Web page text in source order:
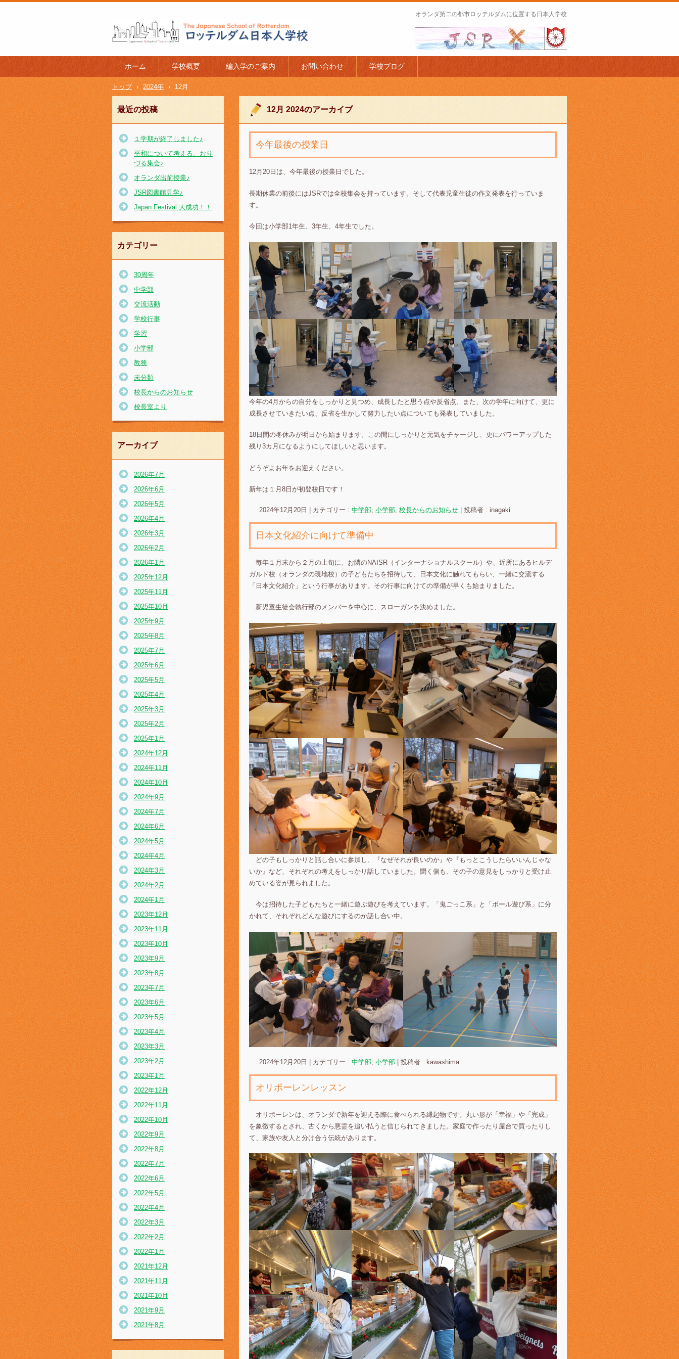
l of Rotterdam
オランダ第二の都市ロッテルダムに位置する日本人学校
ホーム 学校概要 編入学のご案内 お問い合わせ 学校ブログ
トップ › 2024年 › 12月
12月 2024のアーカイブ
今年最後の授業日
12月20日は、今年最後の授業日でした。
長期休業の前後にはJSRでは全校集会を持っています。そして代表児童生徒の作文発表を行っていま
す。
今回は小学部1年生、3年生、4年生でした。
今年の4月からの自分をしっかりと見つめ、成長したと思う点や反省点、また、次の学年に向けて、更に
成長させていきたい点、反省を生かして努力したい点についても発表していました。
18日間の冬休みが明日から始まります。この間にしっかりと元気をチャージし、更にパワーアップした
残り3カ月になるようにしてほしいと思います。
どうぞよお年をお迎えください。
新年は１月8日が初登校日です！
2024年12月20日 カテゴリー : 中学部 小学部 校長からのお知らせ 投稿者 : inagaki
日本文化紹介に向けて準備中
毎年１月末から２月の上旬に、お隣のNAISR（インターナショナルスクール）や、近所にあるヒルデ
ガルド校（オランダの現地校）の子どもたちを招待して、日本文化に触れてもらい、一緒に交流する
「日本文化紹介」という行事があります。その行事に向けての準備が早くも始まりました。
新児童生徒会執行部のメンバーを中心に、スローガンを決めました。
どの子もしっかりと話し合いに参加し、『なぜそれが良いのか』や『もっとこうしたらいいんじゃな
いか』など、それぞれの考えをしっかり話していました。聞く側も、その子の意見をしっかりと受け止
めている姿が見られました。
今は招待した子どもたちと一緒に遊ぶ遊びを考えています。「鬼ごっこ系」と「ボール遊び系」に分
かれて、それぞれどんな遊びにするのか話し合い中。
2024年12月20日 | カテゴリー : 中学部 小学部 | 投稿者 : kawashima
オリボーレンレッスン
オリボーレンは、オランダで新年を迎える際に食べられる縁起物です。丸い形が「幸福」や「完成」
を象徴するとされ、古くから悪霊を追い払うと信じられてきました。家庭で作ったり屋台で買ったりし
て、家族や友人と分け合う伝統があります。
最近の投稿
１学期が終了しました♪
平和について考える、おり
づる集会♪
オランダ出前授業♪
JSR図書館見学♪
Japan Festival 大成功！！
カテゴリー
30周年
中学部
交流活動
学校行事
学習
小学部
教務
未分類
校長からのお知らせ
校長室より
アーカイブ
2026年7月
2026年6月
2026年5月
2026年4月
2026年3月
2026年2月
2026年1月
2025年12月
2025年11月
2025年10月
2025年9月
2025年8月
2025年7月
2025年6月
2025年5月
2025年4月
2025年3月
2025年2月
2025年1月
2024年12月
2024年11月
2024年10月
2024年9月
2024年7月
2024年6月
2024年5月
2024年4月
2024年3月
2024年2月
2024年1月
2023年12月
2023年11月
2023年10月
2023年9月
2023年8月
2023年7月
2023年6月
2023年5月
2023年4月
2023年3月
2023年2月
2023年1月
2022年12月
2022年11月
2022年10月
2022年9月
2022年8月
2022年7月
2022年6月
2022年5月
2022年4月
2022年3月
2022年2月
2022年1月
2021年12月
2021年11月
2021年10月
2021年9月
2021年8月